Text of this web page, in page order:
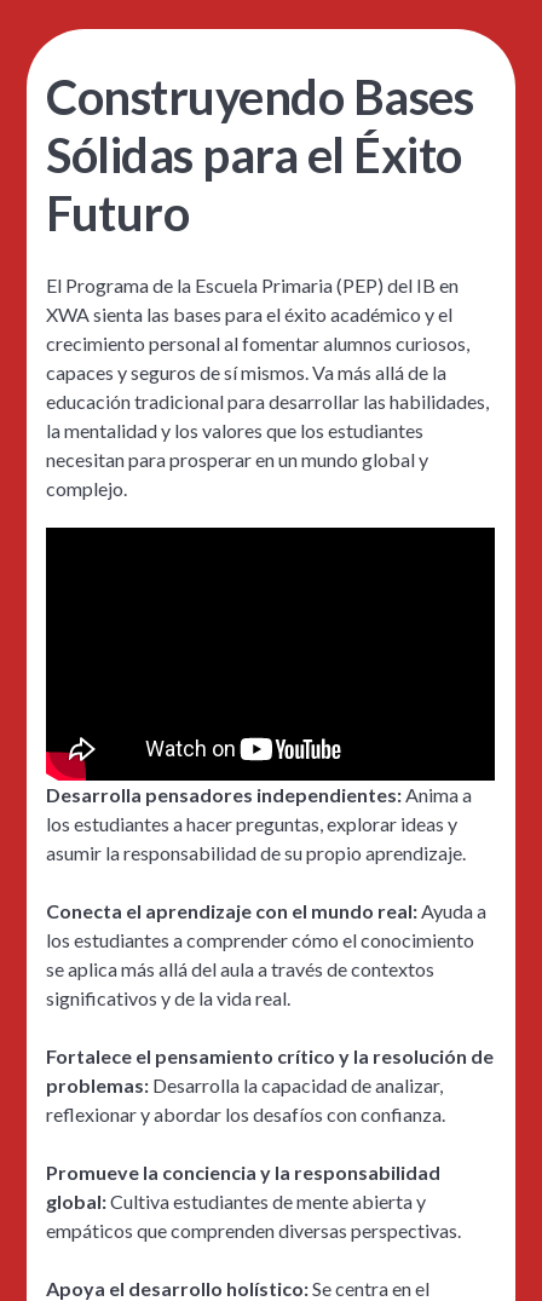
Construyendo Bases
Sólidas para el Éxito
Futuro
El Programa de la Escuela Primaria (PEP) del IB en
XWA sienta las bases para el éxito académico y el
crecimiento personal al fomentar alumnos curiosos,
capaces y seguros de sí mismos. Va más allá de la
educación tradicional para desarrollar las habilidades,
la mentalidad y los valores que los estudiantes
necesitan para prosperar en un mundo global y
complejo.
Desarrolla pensadores independientes: Anima a
los estudiantes a hacer preguntas, explorar ideas y
asumir la responsabilidad de su propio aprendizaje.
Conecta el aprendizaje con el mundo real: Ayuda a
los estudiantes a comprender cómo el conocimiento
se aplica más allá del aula a través de contextos
significativos y de la vida real.
Fortalece el pensamiento crítico y la resolución de
problemas: Desarrolla la capacidad de analizar,
reflexionar y abordar los desafíos con confianza.
Promueve la conciencia y la responsabilidad
global:Cultiva estudiantes de mente abierta y
empáticos que comprenden diversas perspectivas.
Apoya el desarrollo holístico:Se centra en el